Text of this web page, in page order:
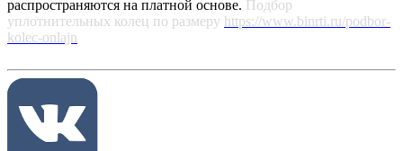
распространяются на платной основе. Подбор
уплотнительных колец по размеру https://www.binrti.ru/podbor-
kolec-onlajn